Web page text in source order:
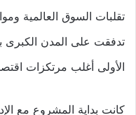
تقلبات السوق العالمية
تدفقت على المدن
الأولى أغلب مرتكزات
كانت بداية المشروع مع